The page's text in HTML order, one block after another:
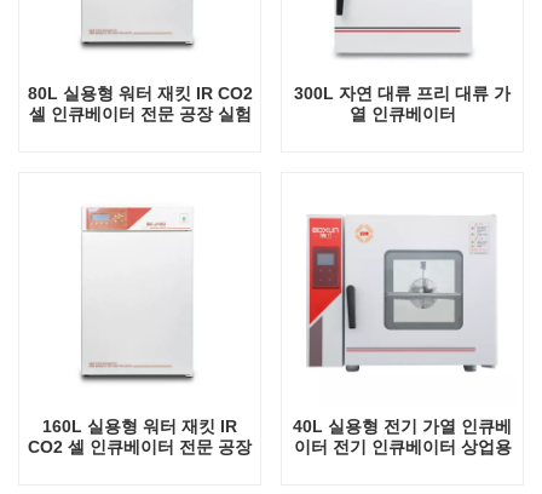
80L 실용형 워터 재킷 IR CO2
셀 인큐베이터 전문 공장 실험
300L 자연 대류 프리 대류 가
열 인큐베이터
160L 실용형 워터 재킷 IR
CO2 셀 인큐베이터 전문 공장
40L 실용형 전기 가열 인큐베
이터 전기 인큐베이터 상업용